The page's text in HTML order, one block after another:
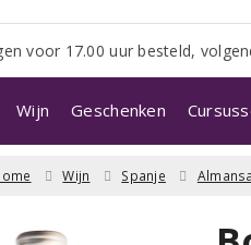
voor 17.00 uur besteld,
Wijn Geschenken
Wijn Spanje Almansa